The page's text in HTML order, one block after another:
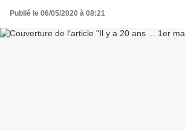
Publié le 06/05/2020 à 08:21